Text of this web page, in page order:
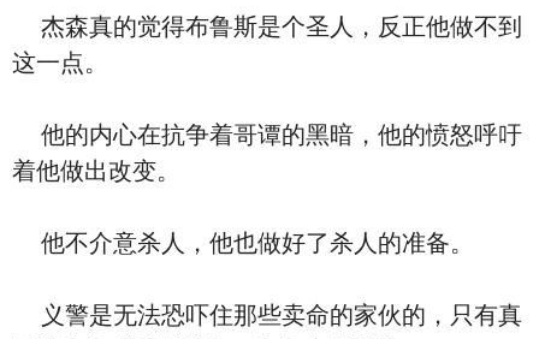
杰森真的觉得布鲁斯是个圣人，反正他做不到
这一点。
他的内心在抗争着哥谭的黑暗，他的愤怒呼吁
着他做出改变。
他不介意杀人，他也做好了杀人的准备。
义警是无法恐吓住那些卖命的家伙的，只有真